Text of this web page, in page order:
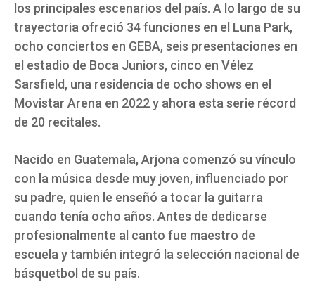
los principales escenarios del país. A lo largo de su
trayectoria ofreció 34 funciones en el Luna Park,
ocho conciertos en GEBA, seis presentaciones en
el estadio de Boca Juniors, cinco en Vélez
Sarsfield, una residencia de ocho shows en el
Movistar Arena en 2022 y ahora esta serie récord
de 20 recitales.
Nacido en Guatemala, Arjona comenzó su vínculo
con la música desde muy joven, influenciado por
su padre, quien le enseñó a tocar la guitarra
cuando tenía ocho años. Antes de dedicarse
profesionalmente al canto fue maestro de
escuela y también integró la selección nacional de
básquetbol de su país.